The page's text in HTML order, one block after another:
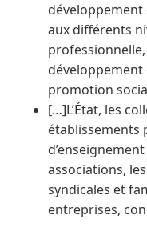
développement
aux différents
promotion
[…]L’État, les
établissements
associations,
syndicales et
entreprises,